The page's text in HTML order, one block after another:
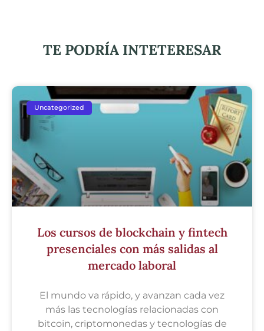
TE PODRÍA INTETERESAR
Uncategorized
Los cursos de blockchain y fintech
presenciales con más salidas al
mercado laboral
El mundo va rápido, y avanzan cada vez
más las tecnologías relacionadas con
bitcoin, criptomonedas y tecnologías de